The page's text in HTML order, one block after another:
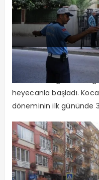
Okul önlerine
2019-2020 eğitim ve
heyecanla başladı.
döneminin ilk gününde